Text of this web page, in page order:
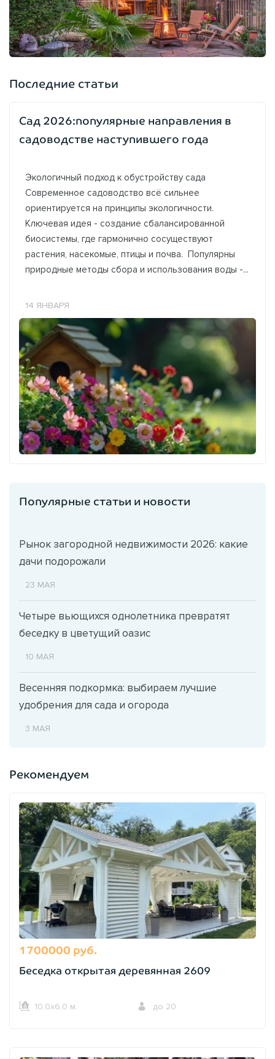
Последние статьи
Сад 2026:популярные направления в
садоводстве наступившего года
Экологичный подход к обустройству сада
Современное садоводство всё сильнее
ориентируется на принципы экологичности.
Ключевая идея - создание сбалансированной
биосистемы, где гармонично сосуществуют
растения, насекомые, птицы и почва. Популярны
природные методы сбора и использования воды -...
14 ЯНВАРЯ
Популярные статьи и новости
Рынок загородной недвижимости 2026: какие
дачи подорожали
23 МАЯ
Четыре вьющихся однолетника превратят
беседку в цветущий оазис
10 МАЯ
Весенняя подкормка: выбираем лучшие
удобрения для сада и огорода
3 МАЯ
Рекомендуем
1700000 руб.
Беседка открытая деревянная 2609
10,0х6,0 м. до 20